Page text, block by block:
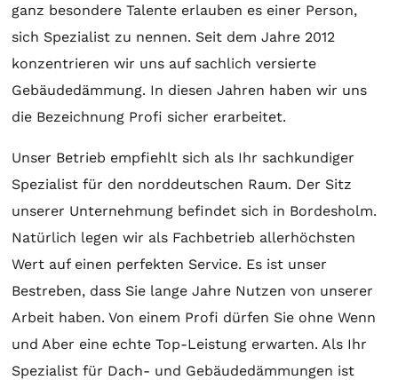
ganz besondere Talente erlauben es einer Person,
sich Spezialist zu nennen. Seit dem Jahre 2012
konzentrieren wir uns auf sachlich versierte
Gebäudedämmung. In diesen Jahren haben wir uns
die Bezeichnung Profi sicher erarbeitet.
Unser Betrieb empfiehlt sich als Ihr sachkundiger
Spezialist für den norddeutschen Raum. Der Sitz
unserer Unternehmung befindet sich in Bordesholm.
Natürlich legen wir als Fachbetrieb allerhöchsten
Wert auf einen perfekten Service. Es ist unser
Bestreben, dass Sie lange Jahre Nutzen von unserer
Arbeit haben. Von einem Profi dürfen Sie ohne Wenn
und Aber eine echte Top-Leistung erwarten. Als Ihr
Spezialist für Dach- und Gebäudedämmungen ist